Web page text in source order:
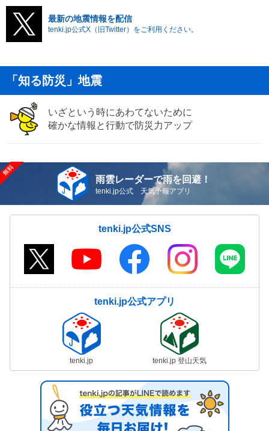
最新の地震情報を配信
tenki.jp公式X（旧Twitter）をご利用ください。
「知る防災」地震
いざという時にあわてないために
確かな情報と行動で防災力アップ
雨雲レーダーで雨を回避！
tenki.jp公式 天気予報アプリ
tenki.jp公式SNS
tenki.jp公式アプリ
tenki.jp tenki.jp 登山天気